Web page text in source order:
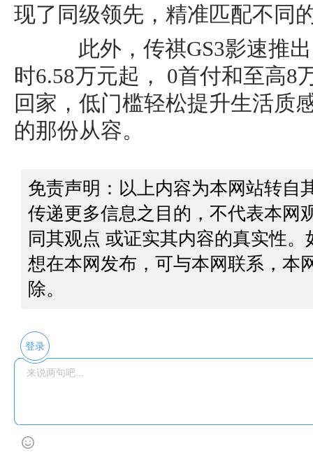
现了同级领先，精准匹配不同
此外，传祺GS3影速推出
时6.58万元起， 0首付和至高8
回家，低门槛轻松提升生活质
的那份从容。
免责声明：以上内容为本网站转自
传递更多信息之目的，不代表本网
同其观点 或证实其内容的真实性
想在本网发布，可与本网联系，本
除。
登录